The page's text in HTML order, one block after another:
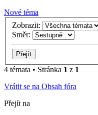
Nové téma
Zobrazit:
Směr:
4 témata • Stránka 1 z 1
Vrátit se na Obsah fóra
Přejít na